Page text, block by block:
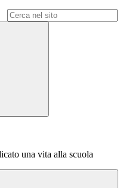
una vita alla scuola